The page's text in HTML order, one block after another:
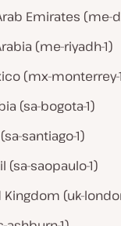
Emirates (me-
(me-riyadh-1)
(mx-monterrey-
(sa-bogota-1)
santiago-1)
(sa-saopaulo-1)
(uk-